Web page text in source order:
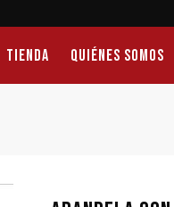
Tienda Quiénes Somos